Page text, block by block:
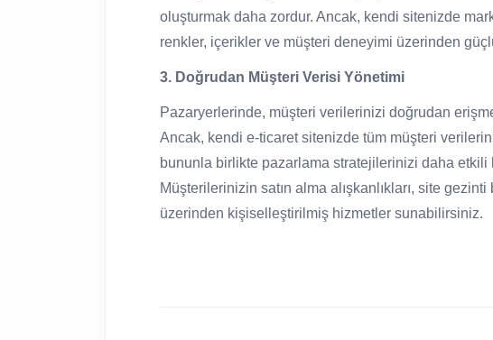
oluşturmak daha zordur. Ancak, kendi sitenizde
renkler, içerikler ve müşteri deneyimi üzerinden
3. Doğrudan Müşteri Verisi Yönetimi
Pazaryerlerinde, müşteri verilerinizi doğrudan
Ancak, kendi e-ticaret sitenizde tüm müşteri
bununla birlikte pazarlama stratejilerinizi daha
Müşterilerinizin satın alma alışkanlıkları, site
üzerinden kişiselleştirilmiş hizmetler sunabilirsiniz.